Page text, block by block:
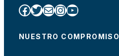
Facebook Twitter Correo electrónico InstagramYouTube
NUESTRO COMPROMISO